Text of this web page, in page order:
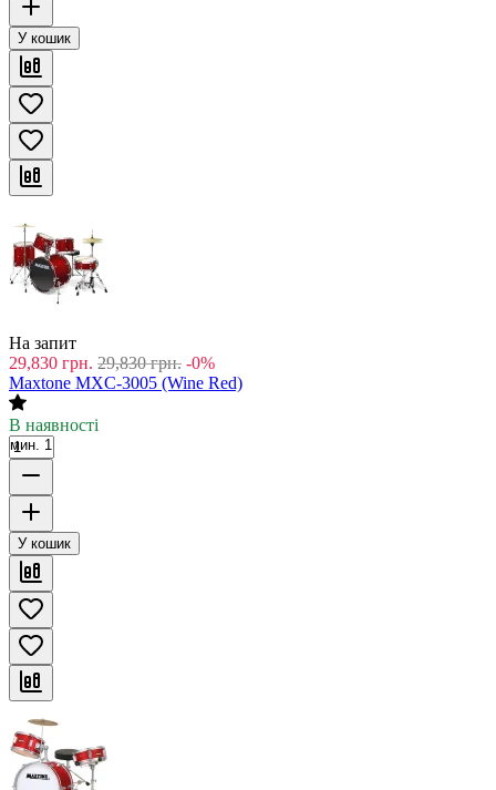
У кошик
На запит
29,830 грн. 29,830 грн. -0%
Maxtone MXC-3005 (Wine Red)
В наявності
мин. 1
У кошик